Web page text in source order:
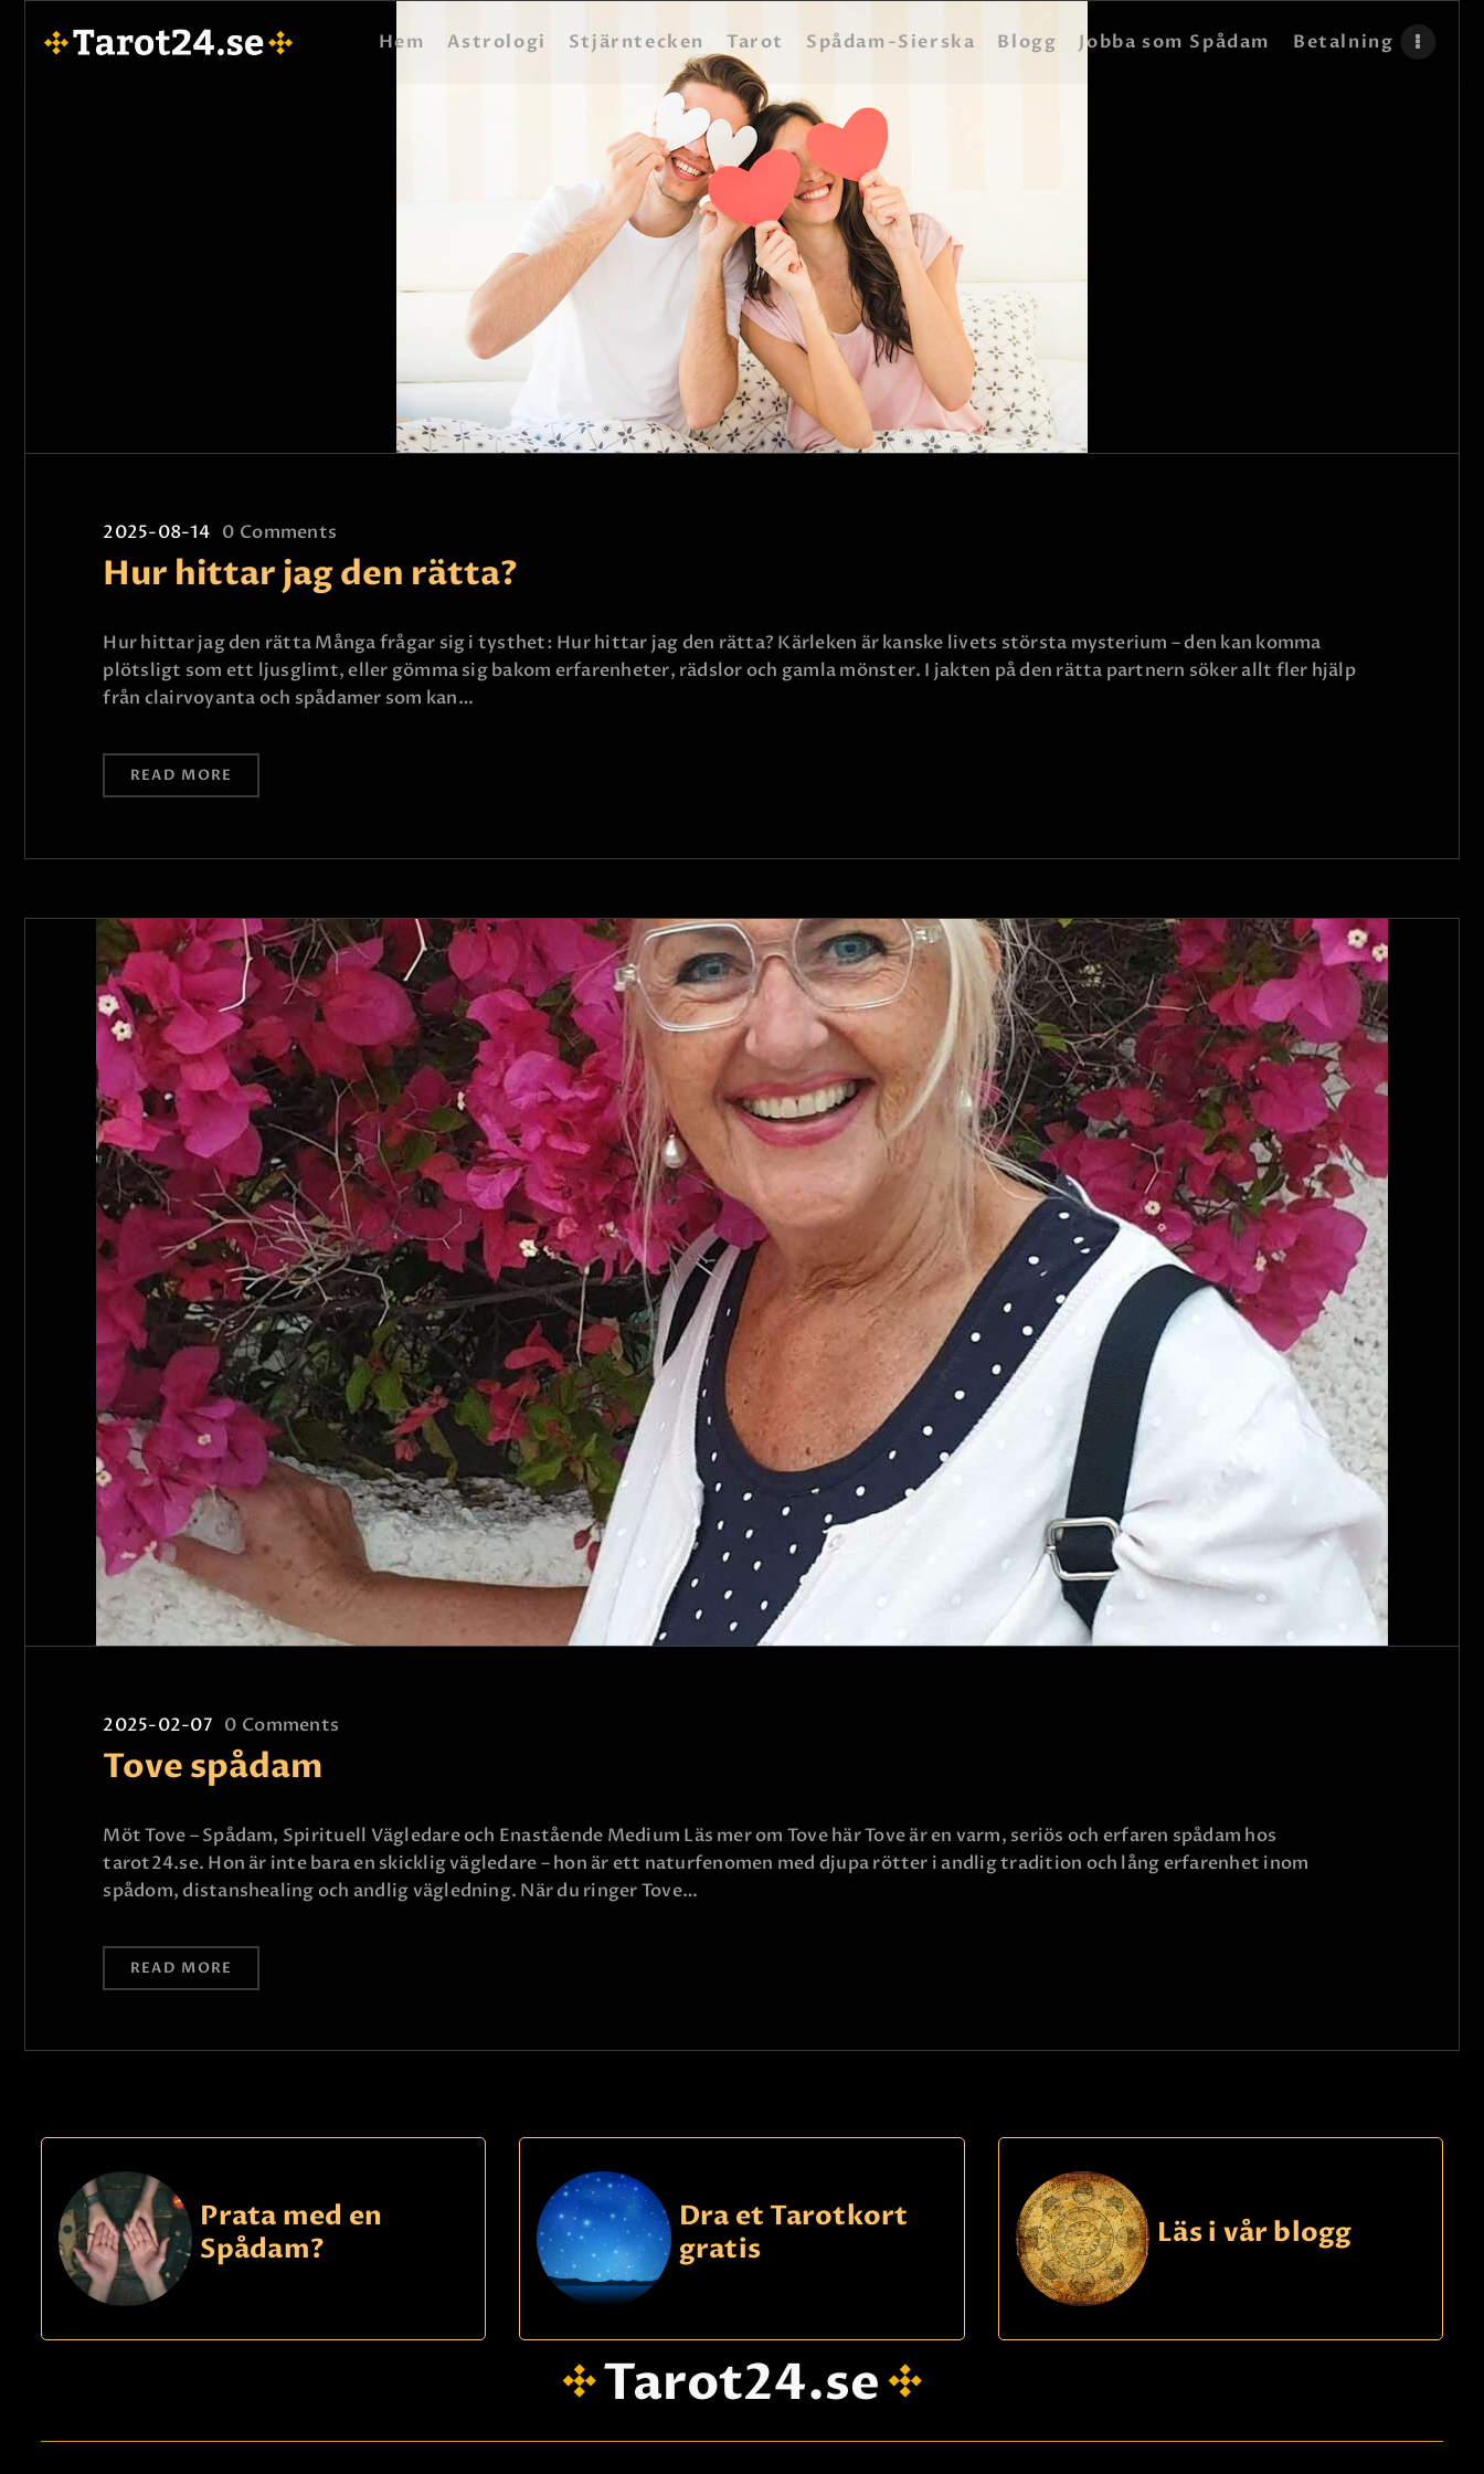
Hem Astrologi Stjärntecken Tarot Spådam-Sierska Blogg Jobba som Spådam Betalning
HEM
ASTROLOGI
STJÄRNTECKEN
TAROT
SPÅDAM-SIERSKA
BLOGG
JOBBA SOM SPÅDAM
BETALNING
FAQ
2025-08-14 0 Comments
Hur hittar jag den rätta?
Hur hittar jag den rätta Många frågar sig i tysthet: Hur hittar jag den rätta? Kärleken är kanske livets största mysterium – den kan komma
plötsligt som ett ljusglimt, eller gömma sig bakom erfarenheter, rädslor och gamla mönster. I jakten på den rätta partnern söker allt fler hjälp
från clairvoyanta och spådamer som kan…
READ MORE
2025-02-07 0 Comments
Tove spådam
Möt Tove – Spådam, Spirituell Vägledare och Enastående Medium Läs mer om Tove här Tove är en varm, seriös och erfaren spådam hos
tarot24.se. Hon är inte bara en skicklig vägledare – hon är ett naturfenomen med djupa rötter i andlig tradition och lång erfarenhet inom
spådom, distanshealing och andlig vägledning. När du ringer Tove…
READ MORE
Prata med en
Spådam?
Dra et Tarotkort
gratis
Läs i vår blogg
Tarot24.se